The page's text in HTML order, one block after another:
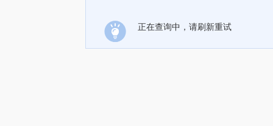
正在查询中，请刷新重试